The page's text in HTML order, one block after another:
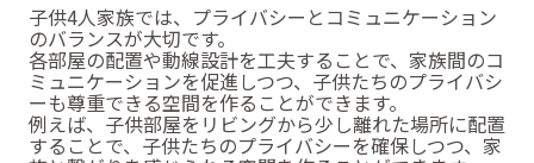
子供4人家族では、プライバシーとコミュニケーション
のバランスが大切です。
各部屋の配置や動線設計を工夫することで、家族間のコ
ミュニケーションを促進しつつ、子供たちのプライバシ
ーも尊重できる空間を作ることができます。
例えば、子供部屋をリビングから少し離れた場所に配置
することで、子供たちのプライバシーを確保しつつ、家